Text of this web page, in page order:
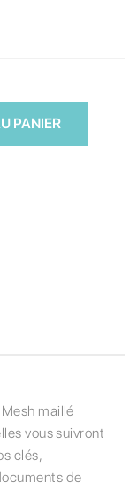
PANIER
maillé
vous suivront
clés,
de